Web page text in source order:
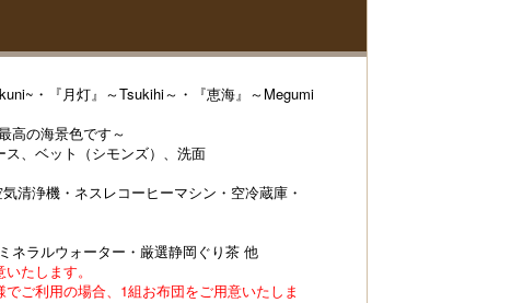
・『月灯』～Tsukihi～・『恵海』～Megumi
高の海景色です～
ス、ベット（シモンズ）、洗面
清浄機・ネスレコーヒーマシン・空冷蔵庫・
ネラルウォーター・厳選静岡ぐり茶 他
たします。
ご利用の場合、1組お布団をご用意いたしま